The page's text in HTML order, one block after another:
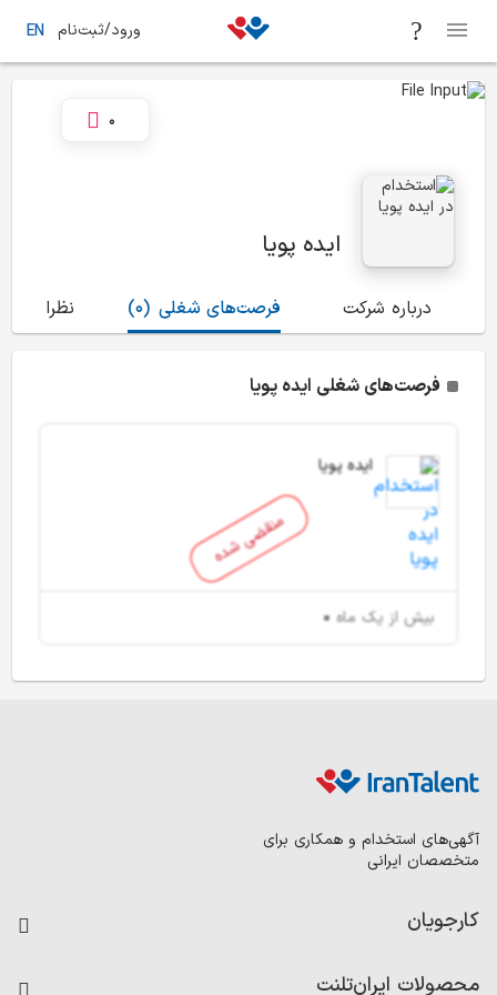
ورود/ثبت‌نام EN
ایده پویا
0
درباره شرکت (0) فرصت‌های شغلی نظرات
فرصت‌های شغلی ایده پویا
منقضی شده
ایده پویا
بیش از یک ماه
آگهی‌های استخدام و همکاری برای
متخصصان ایرانی
کارجویان
محصولات ایران‌تلنت